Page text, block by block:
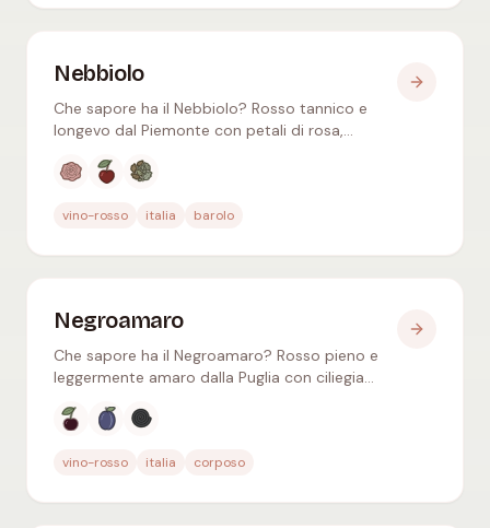
Nebbiolo
Che sapore ha il Nebbiolo? Rosso tannico e
longevo dal Piemonte con petali di rosa,
Barolo e Barbaresco.
Aromi tipici
vino-rosso italia barolo
Negroamaro
Che sapore ha il Negroamaro? Rosso pieno e
leggermente amaro dalla Puglia con ciliegia
meridionale e speziato.
Aromi tipici
vino-rosso italia corposo